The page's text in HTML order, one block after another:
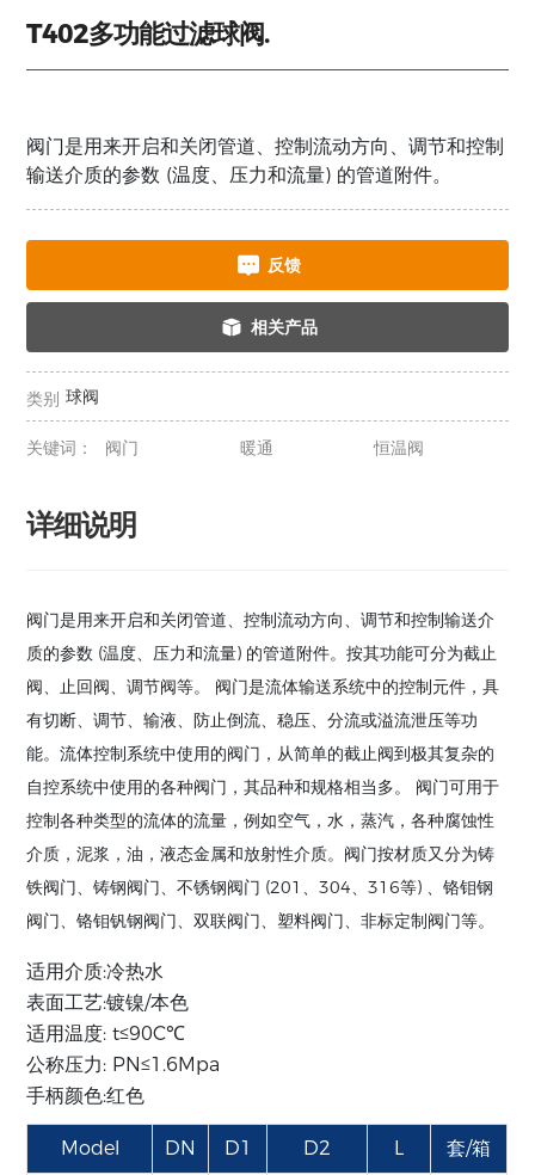
T402多功能过滤球阀.
阀门是用来开启和关闭管道、控制流动方向、调节和控制
输送介质的参数 (温度、压力和流量) 的管道附件。
反馈
相关产品
类别 球阀
关键词： 阀门 暖通 恒温阀
详细说明
阀门是用来开启和关闭管道、控制流动方向、调节和控制输送介
质的参数 (温度、压力和流量) 的管道附件。按其功能可分为截止
阀、止回阀、调节阀等。 阀门是流体输送系统中的控制元件，具
有切断、调节、输液、防止倒流、稳压、分流或溢流泄压等功
能。流体控制系统中使用的阀门，从简单的截止阀到极其复杂的
自控系统中使用的各种阀门，其品种和规格相当多。 阀门可用于
控制各种类型的流体的流量，例如空气，水，蒸汽，各种腐蚀性
介质，泥浆，油，液态金属和放射性介质。阀门按材质又分为铸
铁阀门、铸钢阀门、不锈钢阀门 (201、304、316等) 、铬钼钢
阀门、铬钼钒钢阀门、双联阀门、塑料阀门、非标定制阀门等。
适用介质:冷热水
表面工艺:镀镍/本色
适用温度: t≤90C℃
公称压力: PN≤1.6Mpa
手柄颜色:红色
Model DN D1 D2 L 套/箱